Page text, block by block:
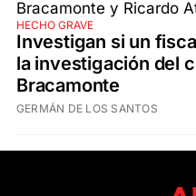
HECHO GRAVE
Investigan si un
la investigación del
Bracamonte
GERMÁN DE LOS SANTOS